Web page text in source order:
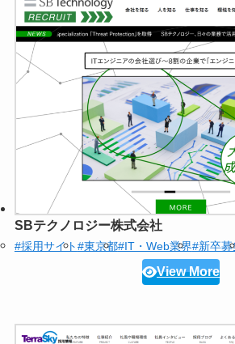
SBテクノロジー株式会社
#採用サイト#東京都#IT・Web業界#新卒募
View More